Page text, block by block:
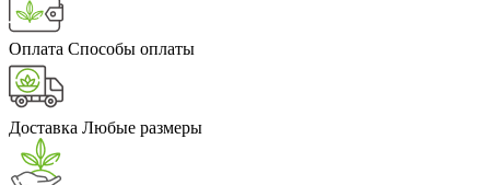
Оплата Способы оплаты
Доставка Любые размеры